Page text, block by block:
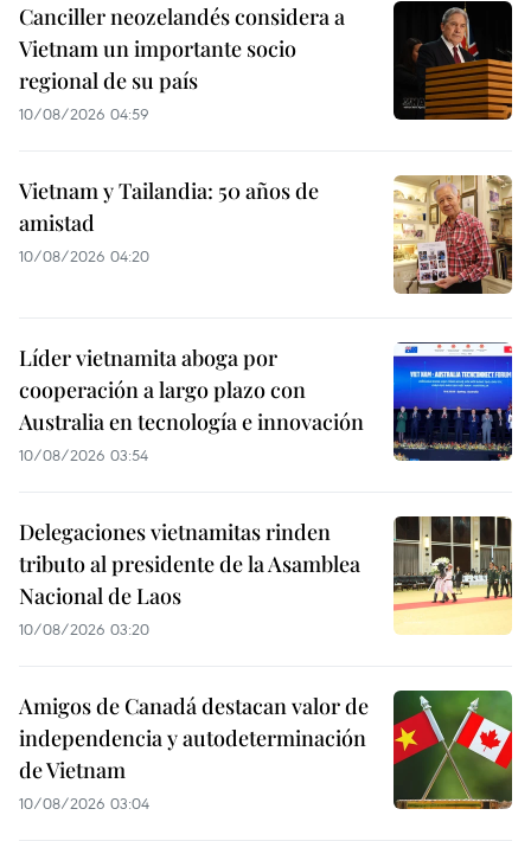
Canciller neozelandés considera a
Vietnam un importante socio
regional de su país
10/08/2026 04:59
Vietnam y Tailandia: 50 años de
amistad
10/08/2026 04:20
Líder vietnamita aboga por
cooperación a largo plazo con
Australia en tecnología e innovación
10/08/2026 03:54
Delegaciones vietnamitas rinden
tributo al presidente de la Asamblea
Nacional de Laos
10/08/2026 03:20
Amigos de Canadá destacan valor de
independencia y autodeterminación
de Vietnam
10/08/2026 03:04